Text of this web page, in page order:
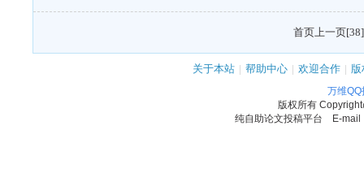
首页上一页[38]
关于本站 | 帮助中心 | 欢迎合作 |
万维
版权所有
纯自助论文投稿平台 E-mail